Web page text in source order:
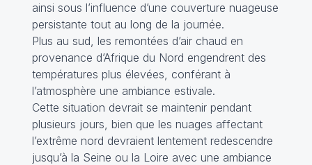
ainsi sous l’influence d’une couverture nuageuse
persistante tout au long de la journée.
Plus au sud, les remontées d’air chaud en
provenance d’Afrique du Nord engendrent des
températures plus élevées, conférant à
l’atmosphère une ambiance estivale.
Cette situation devrait se maintenir pendant
plusieurs jours, bien que les nuages affectant
l’extrême nord devraient lentement redescendre
jusqu’à la Seine ou la Loire avec une ambiance